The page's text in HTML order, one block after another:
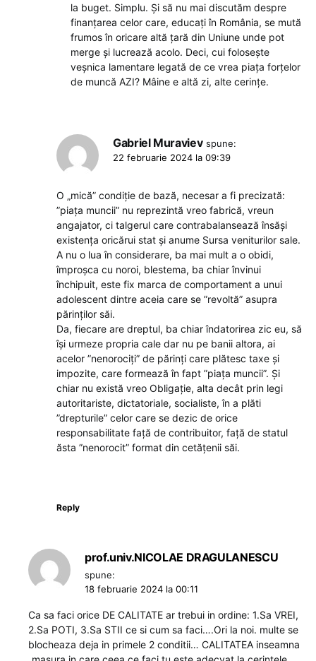
la buget. Simplu. Și să nu mai discutăm despre
finanțarea celor care, educați în România, se mută
frumos în oricare altă țară din Uniune unde pot
merge și lucrează acolo. Deci, cui folosește
veșnica lamentare legată de ce vrea piața forțelor
de muncă AZI? Mâine e altă zi, alte cerințe.
Gabriel Muraviev spune:
22 februarie 2024 la 09:39
O „mică” condiție de bază, necesar a fi precizată:
”piața muncii” nu reprezintă vreo fabrică, vreun
angajator, ci talgerul care contrabalansează însăși
existența oricărui stat și anume Sursa veniturilor sale.
A nu o lua în considerare, ba mai mult a o obidi,
împroșca cu noroi, blestema, ba chiar învinui
închipuit, este fix marca de comportament a unui
adolescent dintre aceia care se ”revoltă” asupra
părinților săi.
Da, fiecare are dreptul, ba chiar îndatorirea zic eu, să
își urmeze propria cale dar nu pe banii altora, ai
acelor ”nenorociți” de părinți care plătesc taxe și
impozite, care formează în fapt ”piața muncii”. Și
chiar nu există vreo Obligație, alta decât prin legi
autoritariste, dictatoriale, socialiste, în a plăti
”drepturile” celor care se dezic de orice
responsabilitate față de contribuitor, față de statul
ăsta ”nenorocit” format din cetățenii săi.
Reply
prof.univ.NICOLAE DRAGULANESCU
spune:
18 februarie 2024 la 00:11
Ca sa faci orice DE CALITATE ar trebui in ordine: 1.Sa VREI,
2.Sa POTI, 3.Sa STII ce si cum sa faci….Ori la noi. multe se
blocheaza deja in primele 2 conditii… CALITATEA inseamna